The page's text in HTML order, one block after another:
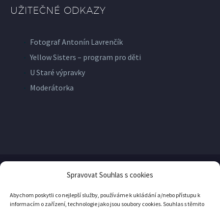
Spravovat Souhlas s cookies
Abychom poskytli co nejlepší služby, používáme k ukládání a/nebo přístupu k
informacím o zařízení, technologie jako jsou soubory cookies. Souhlas s těmito
UŽITEČNÉ ODKAZY
Fotograf Antonín Lavrenčík
Yellow Sisters – program pro děti
U Staré výpravky
Moderátorka